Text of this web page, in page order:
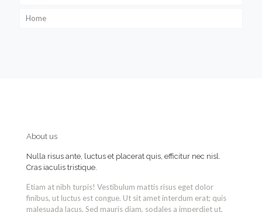
Home
About us
Nulla risus ante, luctus et placerat quis, efficitur nec nisl.
Cras iaculis tristique.
Etiam at nibh turpis! Vestibulum mattis risus eget dolor
finibus, ut luctus est congue. Ut sit amet interdum erat; quis
malesuada lacus. Sed mauris diam, sodales a imperdiet ut.